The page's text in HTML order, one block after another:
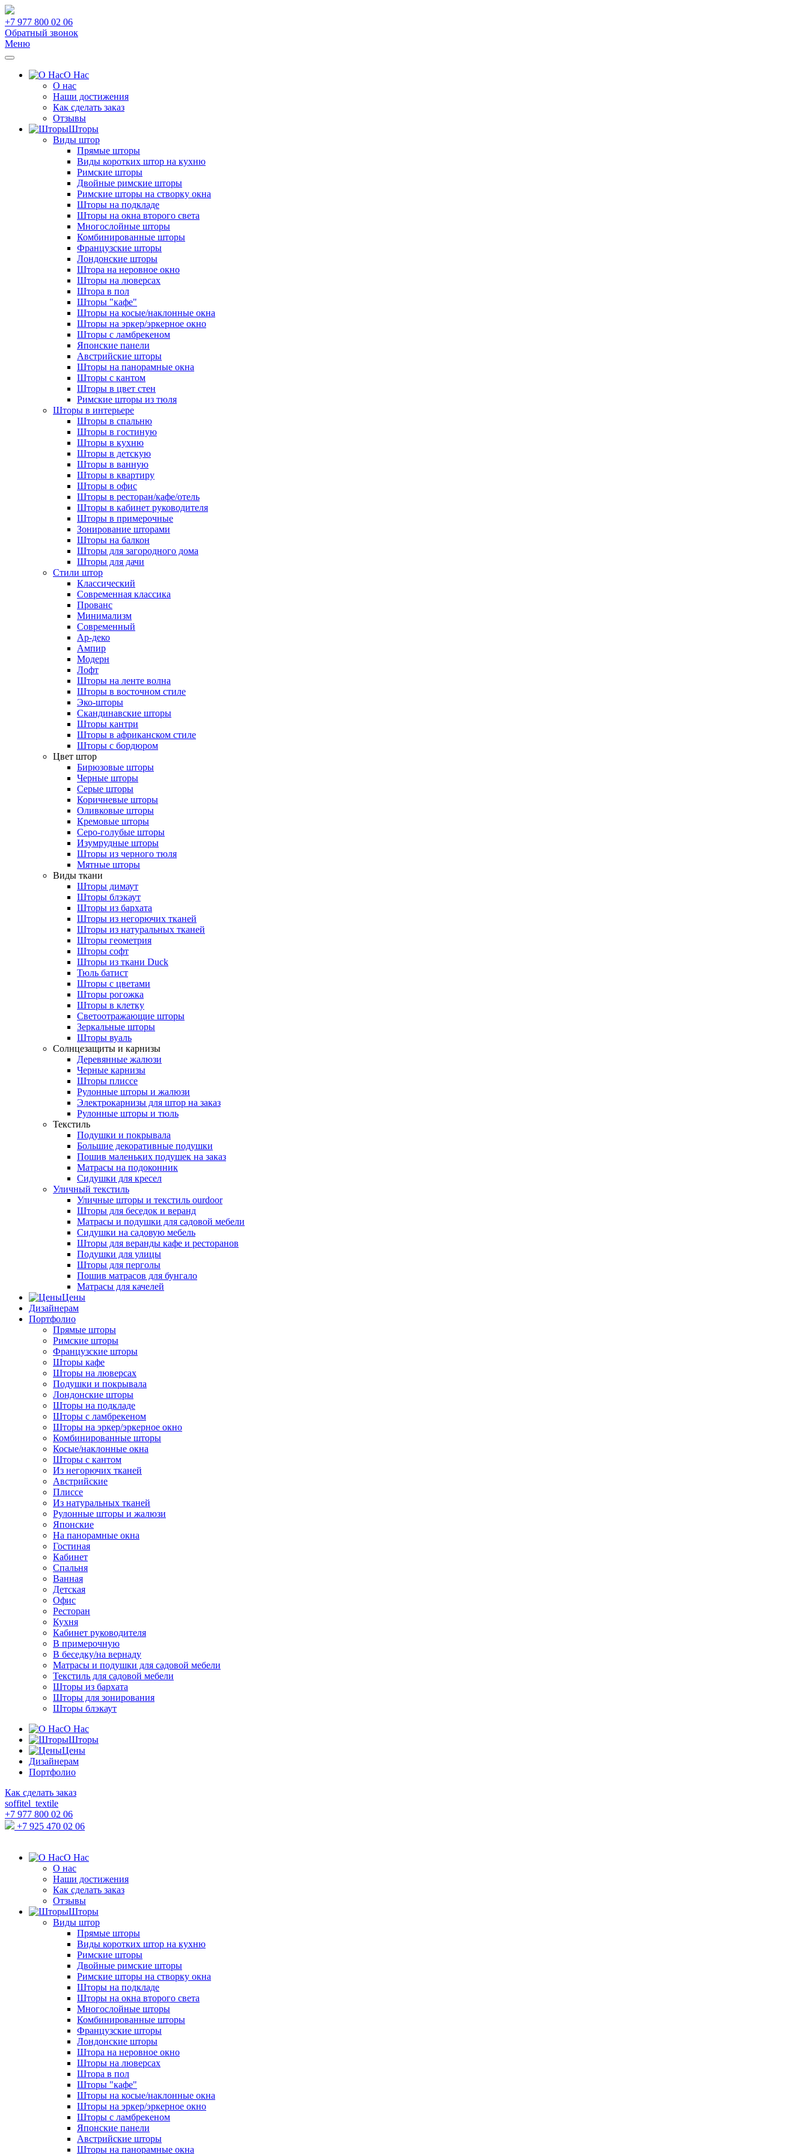
+7 977 800 02 06
Обратный звонок
Меню
О Нас
О нас
Наши достижения
Как сделать заказ
Отзывы
Шторы
Виды штор
Прямые шторы
Виды коротких штор на кухню
Римские шторы
Двойные римские шторы
Римские шторы на створку окна
Шторы на подкладе
Шторы на окна второго света
Многослойные шторы
Комбинированные шторы
Французские шторы
Лондонские шторы
Штора на неровное окно
Шторы на люверсах
Штора в пол
Шторы "кафе"
Шторы на косые/наклонные окна
Шторы на эркер/эркерное окно
Шторы с ламбрекеном
Японские панели
Австрийские шторы
Шторы на панорамные окна
Шторы с кантом
Шторы в цвет стен
Римские шторы из тюля
Шторы в интерьере
Шторы в спальню
Шторы в гостиную
Шторы в кухню
Шторы в детскую
Шторы в ванную
Шторы в квартиру
Шторы в офис
Шторы в ресторан/кафе/отель
Шторы в кабинет руководителя
Шторы в примерочные
Зонирование шторами
Шторы на балкон
Шторы для загородного дома
Шторы для дачи
Стили штор
Классический
Современная классика
Прованс
Минимализм
Современный
Ар-деко
Ампир
Модерн
Лофт
Шторы на ленте волна
Шторы в восточном стиле
Эко-шторы
Скандинавские шторы
Шторы кантри
Шторы в африканском стиле
Шторы с бордюром
Цвет штор
Бирюзовые шторы
Черные шторы
Серые шторы
Коричневые шторы
Оливковые шторы
Кремовые шторы
Серо-голубые шторы
Изумрудные шторы
Шторы из черного тюля
Мятные шторы
Виды ткани
Шторы димаут
Шторы блэкаут
Шторы из бархата
Шторы из негорючих тканей
Шторы из натуральных тканей
Шторы геометрия
Шторы софт
Шторы из ткани Duck
Тюль батист
Шторы с цветами
Шторы рогожка
Шторы в клетку
Светоотражающие шторы
Зеркальные шторы
Шторы вуаль
Солнцезащиты и карнизы
Деревянные жалюзи
Черные карнизы
Шторы плиссе
Рулонные шторы и жалюзи
Электрокарнизы для штор на заказ
Рулонные шторы и тюль
Текстиль
Подушки и покрывала
Большие декоративные подушки
Пошив маленьких подушек на заказ
Матрасы на подоконник
Сидушки для кресел
Уличный текстиль
Уличные шторы и текстиль ourdoor
Шторы для беседок и веранд
Матрасы и подушки для садовой мебели
Сидушки на садовую мебель
Шторы для веранды кафе и ресторанов
Подушки для улицы
Шторы для перголы
Пошив матрасов для бунгало
Матрасы для качелей
Цены
Дизайнерам
Портфолио
Прямые шторы
Римские шторы
Французские шторы
Шторы кафе
Шторы на люверсах
Подушки и покрывала
Лондонские шторы
Шторы на подкладе
Шторы с ламбрекеном
Шторы на эркер/эркерное окно
Комбинированные шторы
Косые/наклонные окна
Шторы с кантом
Из негорючих тканей
Австрийские
Плиссе
Из натуральных тканей
Рулонные шторы и жалюзи
Японские
На панорамные окна
Гостиная
Кабинет
Спальня
Ванная
Детская
Офис
Ресторан
Кухня
Кабинет руководителя
В примерочную
В беседку/на вернаду
Матрасы и подушки для садовой мебели
Текстиль для садовой мебели
Шторы из бархата
Шторы для зонирования
Шторы блэкаут
О Нас
Шторы
Цены
Дизайнерам
Портфолио
Как сделать заказ
soffitel_textile
+7 977 800 02 06
+7 925 470 02 06
О Нас
О нас
Наши достижения
Как сделать заказ
Отзывы
Шторы
Виды штор
Прямые шторы
Виды коротких штор на кухню
Римские шторы
Двойные римские шторы
Римские шторы на створку окна
Шторы на подкладе
Шторы на окна второго света
Многослойные шторы
Комбинированные шторы
Французские шторы
Лондонские шторы
Штора на неровное окно
Шторы на люверсах
Штора в пол
Шторы "кафе"
Шторы на косые/наклонные окна
Шторы на эркер/эркерное окно
Шторы с ламбрекеном
Японские панели
Австрийские шторы
Шторы на панорамные окна